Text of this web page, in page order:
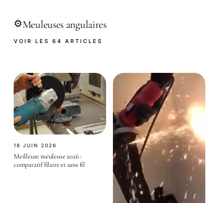
⚙️Meuleuses angulaires
VOIR LES 64 ARTICLES
18 JUIN 2026
Meilleure meuleuse 2026 :
comparatif filaire et sans fil